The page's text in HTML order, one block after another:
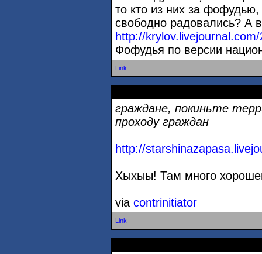
то кто из них за
свободно радовались? А
http://
Фофудья по версии
Link
граждане, покиньте
проходу граждан
http://
Хыхыы! Там много
via contrinitiator
Link